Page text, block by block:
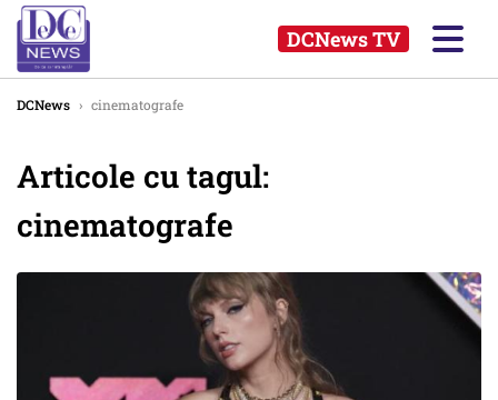
DCNews TV
DCNews › cinematografe
Articole cu tagul:
cinematografe